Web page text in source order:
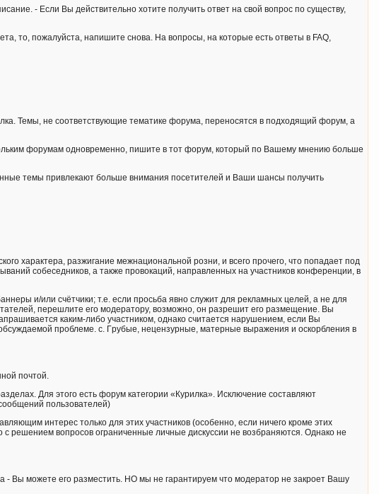
- Если Вы действительно хотите получить ответ на свой вопрос по существу,
то, пожалуйста, напишите снова. На вопросы, на которые есть ответы в FAQ,
Темы, не соответствующие тематике форума, переносятся в подходящий форум, а
форумам одновременно, пишите в тот форум, который по Вашему мнению больше
темы привлекают больше внимания посетителей и Ваши шансы получить
характера, разжигание межнациональной розни, и всего прочего, что попадает под
собеседников, а также провокаций, направленных на участников конференции, в
и/или счётчики; т.е. если просьба явно служит для рекламных целей, а не для
пеpешлите его модеpатоpy, возможно, он разрешит его размещение. Вы
каким-либо участником, однако считается нарушением, если Вы
проблеме. c. Гpубые, нецензурные, матерные выpажения и оскоpбления в
почтой.
Для этого есть форум категории «Курилка». Исключение составляют
пользователей)
интерес только для этих участников (особенно, если ничего кроме этих
вопросов ограниченные личные дискуссии не возбраняются. Однако не
Вы можете его разместить. НО мы не гарантируем что модератор не закроет Вашу